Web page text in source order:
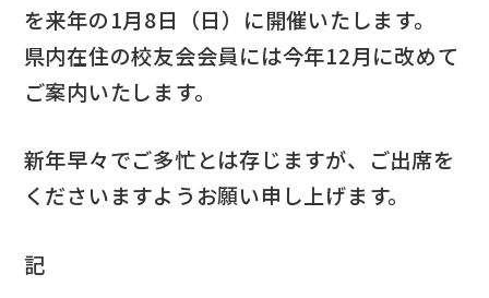
を来年の1月8日（日）に開催いたします。
県内在住の校友会会員には今年12月に改めて
ご案内いたします。
新年早々でご多忙とは存じますが、ご出席を
くださいますようお願い申し上げます。
記